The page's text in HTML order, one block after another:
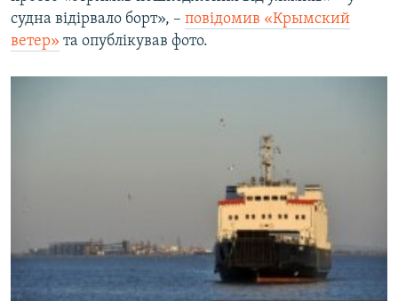
судна відірвало борт», – повідомив «Крымский
ветер» та опублікував фото.